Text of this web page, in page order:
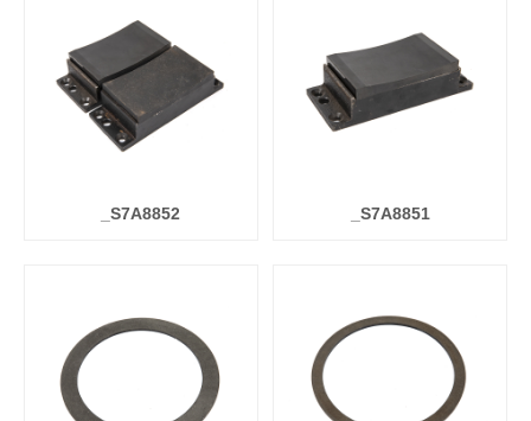
_S7A8852 _S7A8851